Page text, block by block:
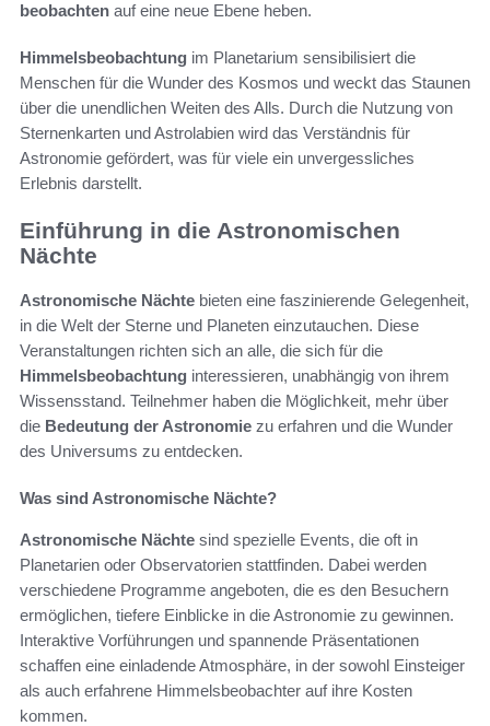
beobachten auf eine neue Ebene heben.
Himmelsbeobachtung im Planetarium sensibilisiert die
Menschen für die Wunder des Kosmos und weckt das Staunen
über die unendlichen Weiten des Alls. Durch die Nutzung von
Sternenkarten und Astrolabien wird das Verständnis für
Astronomie gefördert, was für viele ein unvergessliches
Erlebnis darstellt.
Einführung in die Astronomischen
Nächte
Astronomische Nächte bieten eine faszinierende Gelegenheit,
in die Welt der Sterne und Planeten einzutauchen. Diese
Veranstaltungen richten sich an alle, die sich für die
Himmelsbeobachtung interessieren, unabhängig von ihrem
Wissensstand. Teilnehmer haben die Möglichkeit, mehr über
die Bedeutung der Astronomie zu erfahren und die Wunder
des Universums zu entdecken.
Was sind Astronomische Nächte?
Astronomische Nächte sind spezielle Events, die oft in
Planetarien oder Observatorien stattfinden. Dabei werden
verschiedene Programme angeboten, die es den Besuchern
ermöglichen, tiefere Einblicke in die Astronomie zu gewinnen.
Interaktive Vorführungen und spannende Präsentationen
schaffen eine einladende Atmosphäre, in der sowohl Einsteiger
als auch erfahrene Himmelsbeobachter auf ihre Kosten
kommen.